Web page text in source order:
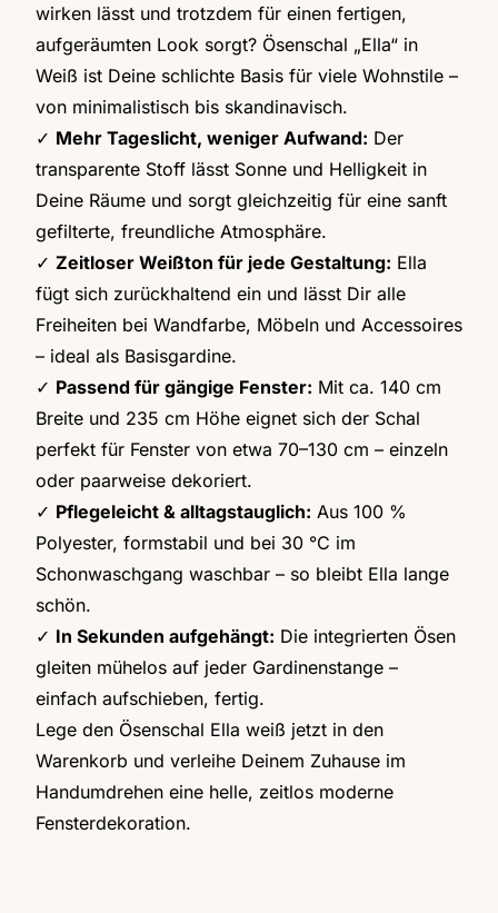
wirken lässt und trotzdem für einen fertigen,
aufgeräumten Look sorgt? Ösenschal „Ella“ in
Weiß ist Deine schlichte Basis für viele Wohnstile –
von minimalistisch bis skandinavisch.
✓ Mehr Tageslicht, weniger Aufwand: Der
transparente Stoff lässt Sonne und Helligkeit in
Deine Räume und sorgt gleichzeitig für eine sanft
gefilterte, freundliche Atmosphäre.
✓ Zeitloser Weißton für jede Gestaltung: Ella
fügt sich zurückhaltend ein und lässt Dir alle
Freiheiten bei Wandfarbe, Möbeln und Accessoires
– ideal als Basisgardine.
✓ Passend für gängige Fenster: Mit ca. 140 cm
Breite und 235 cm Höhe eignet sich der Schal
perfekt für Fenster von etwa 70–130 cm – einzeln
oder paarweise dekoriert.
✓ Pflegeleicht & alltagstauglich: Aus 100 %
Polyester, formstabil und bei 30 °C im
Schonwaschgang waschbar – so bleibt Ella lange
schön.
✓ In Sekunden aufgehängt: Die integrierten Ösen
gleiten mühelos auf jeder Gardinenstange –
einfach aufschieben, fertig.
Lege den Ösenschal Ella weiß jetzt in den
Warenkorb und verleihe Deinem Zuhause im
Handumdrehen eine helle, zeitlos moderne
Fensterdekoration.